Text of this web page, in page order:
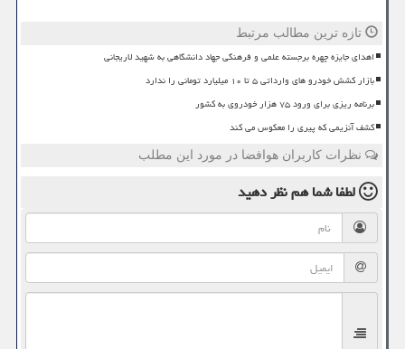
تازه ترین مطالب مرتبط
اهدای جایزه چهره برجسته علمی و فرهنگی جهاد دانشگاهی به شهید لاریجانی
بازار کشش خودرو های وارداتی ۵ تا ۱۰ میلیارد تومانی را ندارد
برنامه ریزی برای ورود ۷۵ هزار خودروی به کشور
کشف آنزیمی که پیری را معکوس می کند
نظرات کاربران هوافضا در مورد این مطلب
لطفا شما همنظر دهید